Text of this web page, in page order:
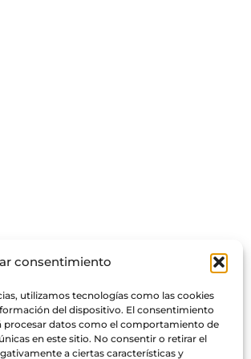
consentimiento
utilizamos tecnologías como las cookies
del dispositivo. El consentimiento
procesar datos como el comportamiento de
en este sitio. No consentir o retirar el
a ciertas características y